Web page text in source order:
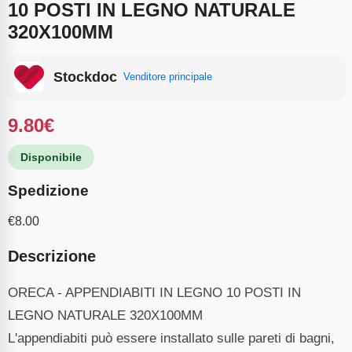
10 POSTI IN LEGNO NATURALE
320X100MM
Stockdoc Venditore principale
9.80€
Disponibile
Spedizione
€8.00
Descrizione
ORECA - APPENDIABITI IN LEGNO 10 POSTI IN
LEGNO NATURALE 320X100MM
L'appendiabiti può essere installato sulle pareti di bagni,